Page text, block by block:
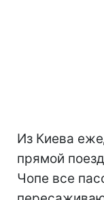
Из Киева
прямой
Чопе все